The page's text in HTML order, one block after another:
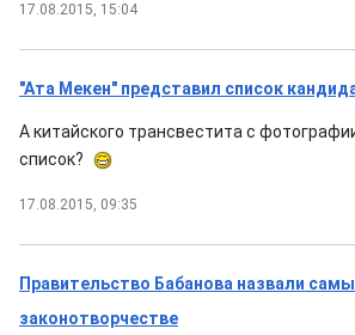
17.08.2015, 15:04
"Ата Мекен" представил список
А китайского трансвестита с
список?
17.08.2015, 09:35
Правительство Бабанова назвали
законотворчестве